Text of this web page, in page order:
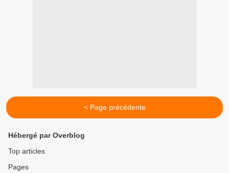
< Page précédente
Hébergé par Overblog
Top articles
Pages